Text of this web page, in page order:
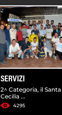
SERVIZI
2^ Categoria, il Santa
Cecilia ...
4295